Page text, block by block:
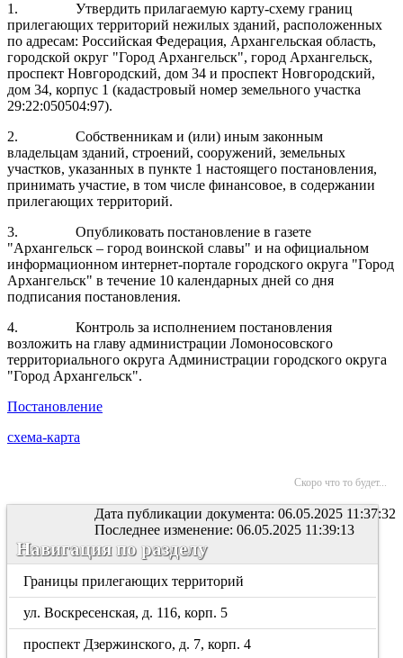
1.
Утвердить прилагаемую карту-схему границ
прилегающих территорий нежилых зданий, расположенных
по адресам: Российская Федерация, Архангельская область,
городской округ "Город Архангельск", город Архангельск,
проспект Новгородский, дом 34 и проспект Новгородский,
дом 34, корпус 1 (кадастровый номер земельного участка
29:22:050504:97).
2.
Собственникам и (или) иным законным
владельцам зданий, строений, сооружений, земельных
участков, указанных в пункте 1 настоящего постановления,
принимать участие, в том числе финансовое, в содержании
прилегающих территорий.
3.
Опубликовать постановление в газете
"Архангельск – город воинской славы" и на официальном
информационном интернет-портале городского округа "Город
Архангельск" в течение 10 календарных дней со дня
подписания постановления.
4.
Контроль за исполнением постановления
возложить на главу администрации Ломоносовского
территориального округа Администрации городского округа
"Город Архангельск".
Постановление
схема-карта
Скоро что то будет...
Дата публикации документа: 06.05.2025 11:37:32
Последнее изменение: 06.05.2025 11:39:13
Навигация по разделу
Границы прилегающих территорий
ул. Воскресенская, д. 116, корп. 5
проспект Дзержинского, д. 7, корп. 4